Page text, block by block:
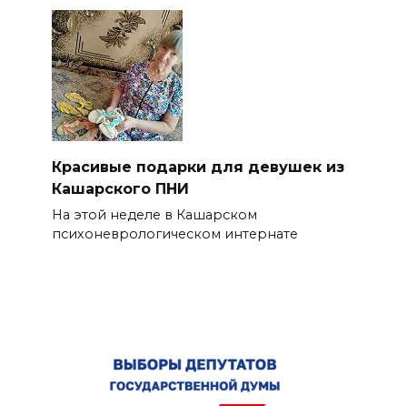
Красивые подарки для девушек из
Кашарского ПНИ
На этой неделе в Кашарском
психоневрологическом интернате